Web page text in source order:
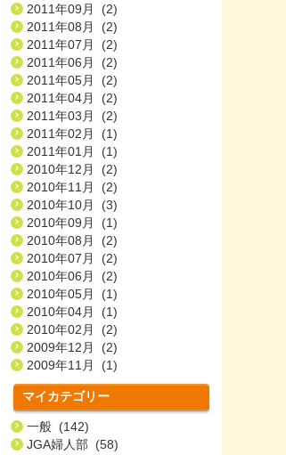
2011年09月 (2)
2011年08月 (2)
2011年07月 (2)
2011年06月 (2)
2011年05月 (2)
2011年04月 (2)
2011年03月 (2)
2011年02月 (1)
2011年01月 (1)
2010年12月 (2)
2010年11月 (2)
2010年10月 (3)
2010年09月 (1)
2010年08月 (2)
2010年07月 (2)
2010年06月 (2)
2010年05月 (1)
2010年04月 (1)
2010年02月 (2)
2009年12月 (2)
2009年11月 (1)
マイカテゴリー
一般 (142)
JGA婦人部 (58)